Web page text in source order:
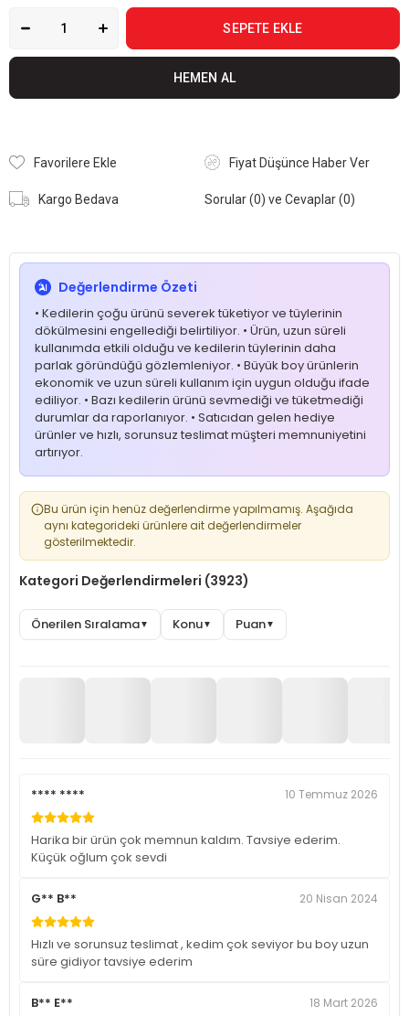
Favorilere Ekle Fiyat Düşünce Haber Ver
Kargo Bedava Sorular (0) ve Cevaplar (0)
Değerlendirme Özeti
• Kedilerin çoğu ürünü severek tüketiyor ve tüylerinin
dökülmesini engellediği belirtiliyor. • Ürün, uzun süreli
kullanımda etkili olduğu ve kedilerin tüylerinin daha
parlak göründüğü gözlemleniyor. • Büyük boy ürünlerin
ekonomik ve uzun süreli kullanım için uygun olduğu ifade
ediliyor. • Bazı kedilerin ürünü sevmediği ve tüketmediği
durumlar da raporlanıyor. • Satıcıdan gelen hediye
ürünler ve hızlı, sorunsuz teslimat müşteri memnuniyetini
artırıyor.
Bu ürün için henüz değerlendirme yapılmamış. Aşağıda
aynı kategorideki ürünlere ait değerlendirmeler
gösterilmektedir.
Kategori Değerlendirmeleri (3923)
Önerilen Sıralama▼ Konu▼ Puan▼
**** **** 10 Temmuz 2026
Harika bir ürün çok memnun kaldım. Tavsiye ederim.
Küçük oğlum çok sevdi
G** B** 20 Nisan 2024
Hızlı ve sorunsuz teslimat , kedim çok seviyor bu boy uzun
süre gidiyor tavsiye ederim
B** E** 18 Mart 2026